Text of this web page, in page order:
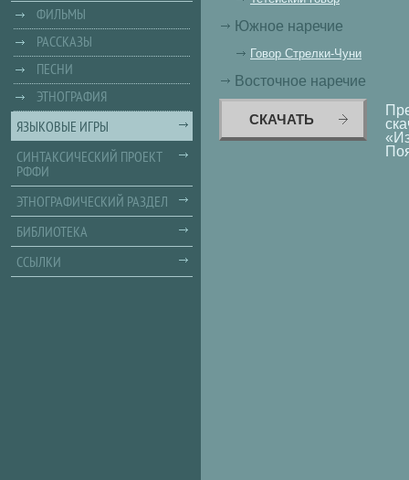
ФИЛЬМЫ
РАССКАЗЫ
ПЕСНИ
ЭТНОГРАФИЯ
ЯЗЫКОВЫЕ ИГРЫ
СИНТАКСИЧЕСКИЙ ПРОЕКТ
РФФИ
ЭТНОГРАФИЧЕСКИЙ РАЗДЕЛ
БИБЛИОТЕКА
ССЫЛКИ